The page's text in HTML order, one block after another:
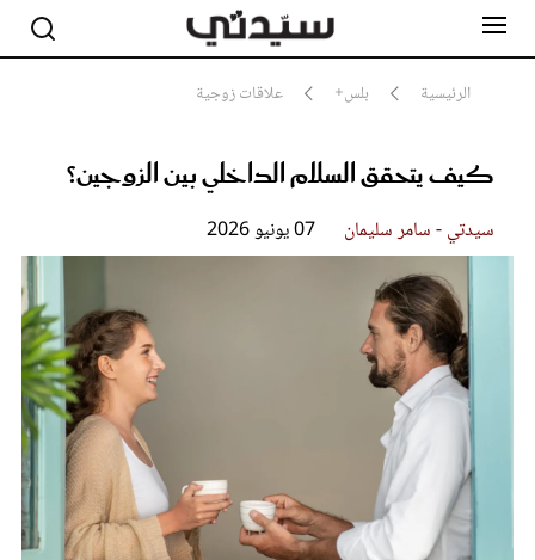
الرئيسية بلس+ علاقات زوجية
كيف يتحقق السلام الداخلي بين الزوجين؟
سيدتي - سامر سليمان 07 يونيو 2026
مشاهير
جمال
صحة ورشاقة
سيدتي وطفلك
لايف ستايل
بلس+
فيديو
مطبخ سيدتي
مقالات الرأي
ستايل
تقارير
عروس سيدتي